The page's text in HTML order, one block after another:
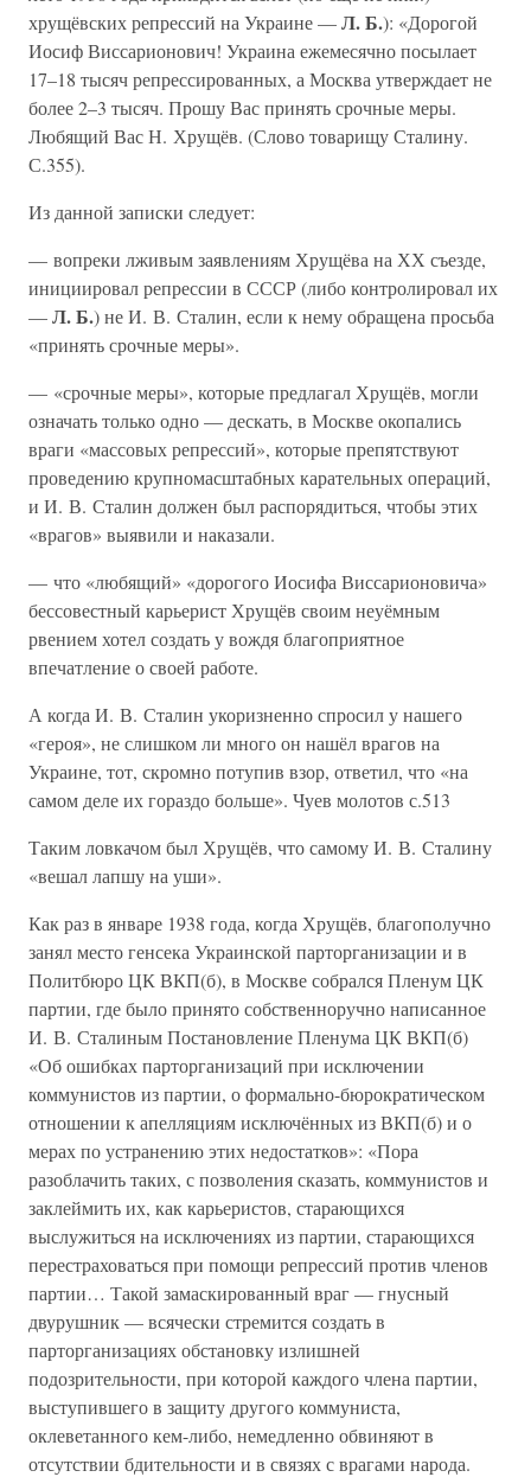
хрущёвских репрессий на Украине —Л. Б.): «Дорогой
Иосиф Виссарионович! Украина ежемесячно посылает
17–18 тысяч репрессированных, а Москва утверждает не
более 2–3 тысяч. Прошу Вас принять срочные меры.
Любящий Вас Н. Хрущёв. (Слово товарищу Сталину.
С.355).
Из данной записки следует:
— вопреки лживым заявлениям Хрущёва на ХХ съезде,
инициировал репрессии в СССР (либо контролировал их
—Л. Б.) не И. В. Сталин, если к нему обращена просьба
«принять срочные меры».
— «срочные меры», которые предлагал Хрущёв, могли
означать только одно — дескать, в Москве окопались
враги «массовых репрессий», которые препятствуют
проведению крупномасштабных карательных операций,
и И. В. Сталин должен был распорядиться, чтобы этих
«врагов» выявили и наказали.
— что «любящий» «дорогого Иосифа Виссарионовича»
бессовестный карьерист Хрущёв своим неуёмным
рвением хотел создать у вождя благоприятное
впечатление о своей работе.
А когда И. В. Сталин укоризненно спросил у нашего
«героя», не слишком ли много он нашёл врагов на
Украине, тот, скромно потупив взор, ответил, что «на
самом деле их гораздо больше». Чуев молотов с.513
Таким ловкачом был Хрущёв, что самому И. В. Сталину
«вешал лапшу на уши».
Как раз в январе 1938 года, когда Хрущёв, благополучно
занял место генсека Украинской парторганизации и в
Политбюро ЦК ВКП(б), в Москве собрался Пленум ЦК
партии, где было принято собственноручно написанное
И. В. Сталиным Постановление Пленума ЦК ВКП(б)
«Об ошибках парторганизаций при исключении
коммунистов из партии, о формально-бюрократическом
отношении к апелляциям исключённых из ВКП(б) и о
мерах по устранению этих недостатков»: «Пора
разоблачить таких, с позволения сказать, коммунистов и
заклеймить их, как карьеристов, старающихся
выслужиться на исключениях из партии, старающихся
перестраховаться при помощи репрессий против членов
партии… Такой замаскированный враг — гнусный
двурушник — всячески стремится создать в
парторганизациях обстановку излишней
подозрительности, при которой каждого члена партии,
выступившего в защиту другого коммуниста,
оклеветанного кем-либо, немедленно обвиняют в
отсутствии бдительности и в связях с врагами народа.